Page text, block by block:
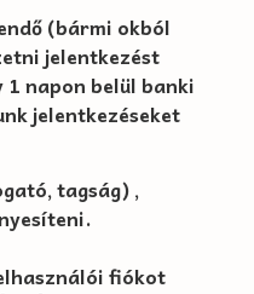
(bármi okból
jelentkezést
napon belül banki
jelentkezéseket
tagság) ,
fiókot